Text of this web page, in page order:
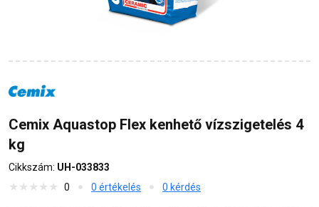
Cemix Aquastop Flex kenhető vízszigetelés 4
kg
Cikkszám: UH-033833
0
0 értékelés 0 kérdés